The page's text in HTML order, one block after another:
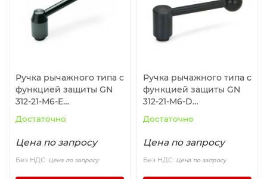
Вакуумные компоненты
Станочные приспособления
Ручка рычажного типа с
функцией защиты GN
312-21-M6-E
Достаточно
Цена по запросу
Без НДС: Цена по запросу
Ручка рычажного типа с
функцией защиты GN
312-21-M6-D
Достаточно
Цена по запросу
Без НДС: Цена по запросу